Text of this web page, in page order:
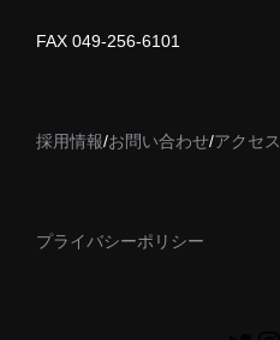
FAX 049-256-6101
採用情報/お問い合わせ/アクセス
プライバシーポリシー